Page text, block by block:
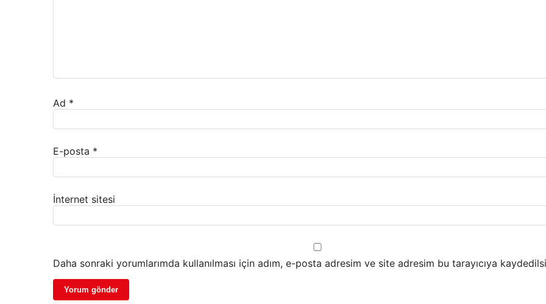
Ad *
E-posta *
İnternet sitesi
Daha sonraki yorumlarımda kullanılması için adım, e-posta adresim ve site adresim bu tarayıcıya